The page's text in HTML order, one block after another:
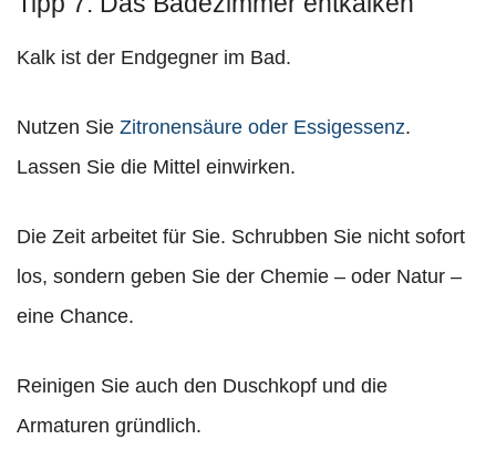
Kalk ist der Endgegner im Bad.
Nutzen Sie Zitronensäure oder Essigessenz.
Lassen Sie die Mittel einwirken.
Die Zeit arbeitet für Sie. Schrubben Sie nicht sofort
los, sondern geben Sie der Chemie – oder Natur –
eine Chance.
Reinigen Sie auch den Duschkopf und die
Armaturen gründlich.